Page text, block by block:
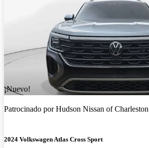
¡Nuevo!
Patrocinado porHudson Nissan of Charleston
2024 Volkswagen Atlas Cross Sport